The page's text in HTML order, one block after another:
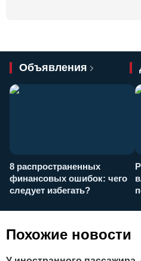
Объявления
8 распространенных
финансовых ошибок: чего
следует избегать?
Похожие новости